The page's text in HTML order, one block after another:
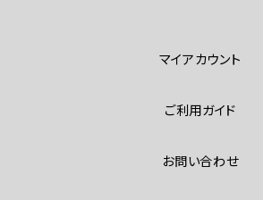
マイアカウント
ご利用ガイド
お問い合わせ